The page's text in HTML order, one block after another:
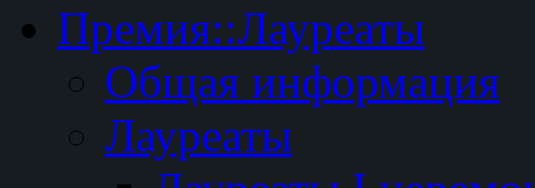
Премия::Лауреаты
Общая информация
Лауреаты